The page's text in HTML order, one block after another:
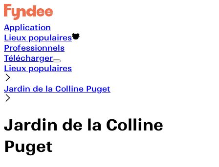
Application
Lieux populaires
Professionnels
Télécharger
Lieux populaires
Jardin de la Colline Puget
Jardin de la Colline
Puget